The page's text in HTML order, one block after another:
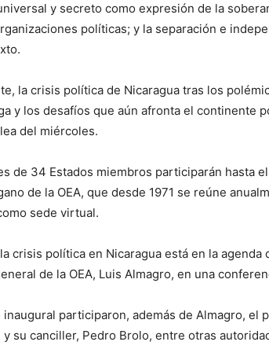
y secreto como expresión de la
políticas; y la separación e
la crisis política de Nicaragua tras los
y los desafíos que aún afronta el continente
del miércoles.
de 34 Estados miembros participarán hasta
de la OEA, que desde 1971 se reúne
sede virtual.
crisis política en Nicaragua está en la
de la OEA, Luis Almagro, en una
inaugural participaron, además de Almagro, el
y su canciller, Pedro Brolo, entre otras